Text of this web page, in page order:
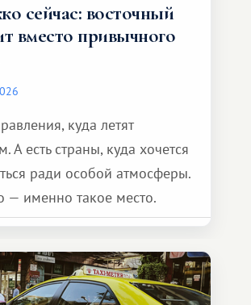
сейчас: восточный
вместо привычного
куда летят
А есть страны, куда хочется
ради особой атмосферы.
— именно такое место.